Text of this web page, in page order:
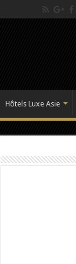
Hôtels Luxe Asie